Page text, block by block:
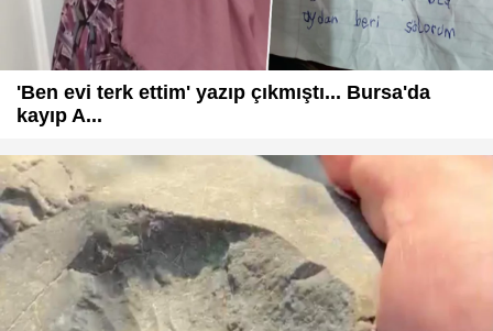
'Ben evi terk ettim' yazıp çıkmıştı... Bursa'da
kayıp A...